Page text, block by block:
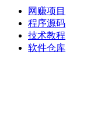
网赚项目
程序源码
技术教程
软件仓库